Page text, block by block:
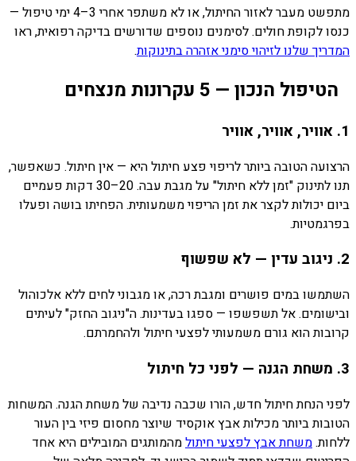
מתפשט מעבר לאזור החיתול, או לא משתפר אחרי 3–4 ימי טיפול —
כנסו לקופת חולים. לסימנים נוספים שדורשים בדיקה רפואית, ראו
המדריך שלנו לזיהוי סימני אזהרה בתינוקות.
הטיפול הנכון — 5 עקרונות מנצחים
1. אוויר, אוויר, אוויר
הרצועה הטובה ביותר לריפוי פצע חיתול היא — אין חיתול. כשאפשר,
תנו לתינוק "זמן ללא חיתול" על מגבת עבה. 20–30 דקות פעמיים
ביום יכולות לקצר את זמן הריפוי משמעותית. הפחיתו בושה ופעלו
בפרגמטיות.
2. ניגוב עדין — לא שפשוף
השתמשו במים פושרים ומגבת רכה, או מגבוני לחים ללא אלכוהול
ובישומים. אל תשפשפו — ספגו בעדינות. ה"ניגוב החזק" לעיתים
קרובות הוא גורם משמעותי לפצעי חיתול ולהחמרתם.
3. משחת הגנה — לפני כל חיתול
לפני הנחת חיתול חדש, הורו שכבה נדיבה של משחת הגנה. המשחות
הטובות ביותר מכילות אבץ אוקסיד שיוצר מחסום פיזי בין העור
ללחות.משחת אבץ לפצעי חיתולמהמותגים המובילים היא אחד